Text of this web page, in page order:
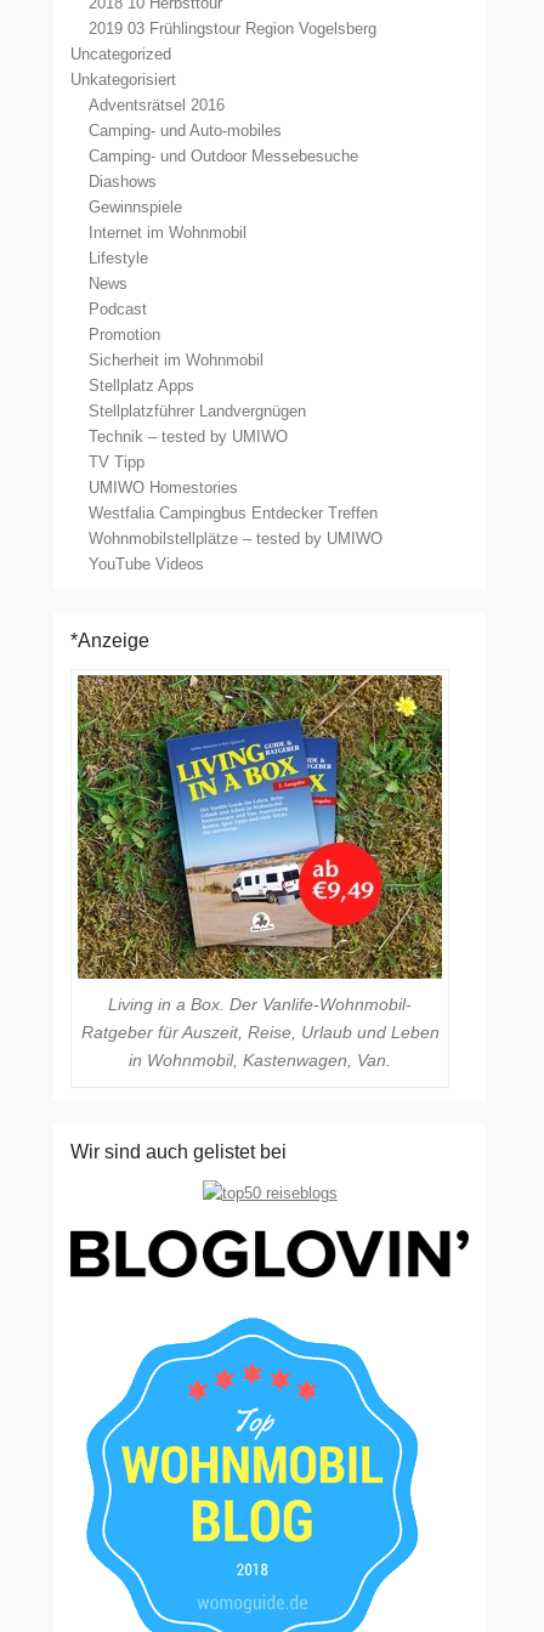
2019 03 Frühlingstour Region Vogelsberg
Uncategorized
Unkategorisiert
Adventsrätsel 2016
Camping- und Auto-mobiles
Camping- und Outdoor Messebesuche
Diashows
Gewinnspiele
Internet im Wohnmobil
Lifestyle
News
Podcast
Promotion
Sicherheit im Wohnmobil
Stellplatz Apps
Stellplatzführer Landvergnügen
Technik – tested by UMIWO
TV Tipp
UMIWO Homestories
Westfalia Campingbus Entdecker Treffen
Wohnmobilstellplätze – tested by UMIWO
YouTube Videos
*Anzeige
Living in a Box. Der Vanlife-Wohnmobil-
Ratgeber für Auszeit, Reise, Urlaub und Leben
in Wohnmobil, Kastenwagen, Van.
Wir sind auch gelistet bei